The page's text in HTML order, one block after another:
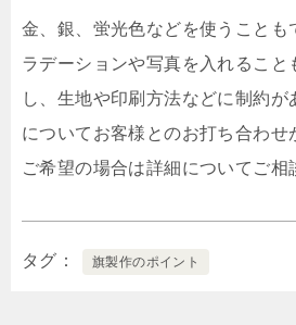
金、銀、蛍光色などを使うことも
ラデーションや写真を入れること
し、生地や印刷方法などに制約が
についてお客様とのお打ち合わせ
ご希望の場合は詳細についてご相
タグ 旗製作のポイント